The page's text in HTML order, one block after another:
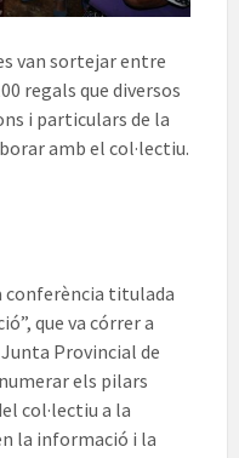
van sortejar entre
regals que diversos
i particulars de la
amb el col·lectiu.
conferència titulada
que va córrer a
Provincial de
els pilars
col·lectiu a la
la informació i la